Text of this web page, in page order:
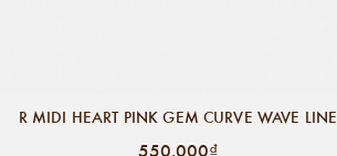
R MIDI HEART PINK GEM CURVE WAVE LINE
550.000₫